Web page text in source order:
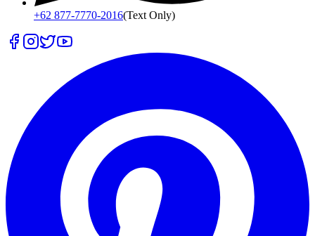
+62 877-7770-2016(Text Only)